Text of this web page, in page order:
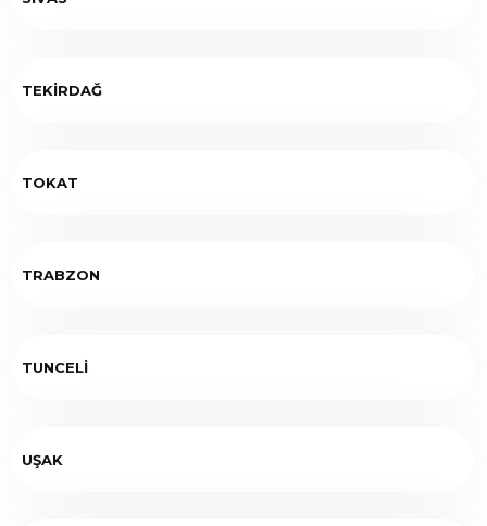
TEKİRDAĞ
TOKAT
TRABZON
TUNCELİ
UŞAK